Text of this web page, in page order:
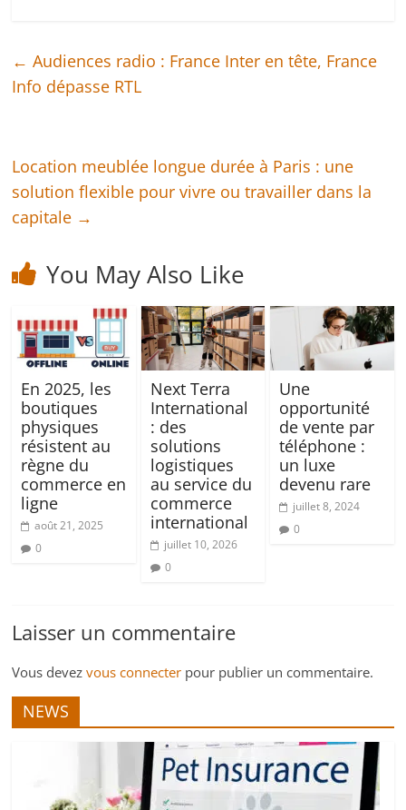
← Audiences radio : France Inter en tête, France
Info dépasse RTL
Location meublée longue durée à Paris : une
solution flexible pour vivre ou travailler dans la
capitale →
You May Also Like
En 2025, les
boutiques
physiques
résistent au
règne du
commerce en
ligne
août 21, 2025
0
Next Terra
International
: des
solutions
logistiques
au service du
commerce
international
juillet 10, 2026
0
Une
opportunité
de vente par
téléphone :
un luxe
devenu rare
juillet 8, 2024
0
Laisser un commentaire
Vous devezvous connecter pour publier un commentaire.
NEWS